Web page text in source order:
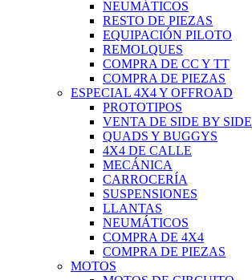
NEUMÁTICOS
RESTO DE PIEZAS
EQUIPACIÓN PILOTO
REMOLQUES
COMPRA DE CC Y TT
COMPRA DE PIEZAS
ESPECIAL 4X4 Y OFFROAD
PROTOTIPOS
VENTA DE SIDE BY SIDE
QUADS Y BUGGYS
4X4 DE CALLE
MECÁNICA
CARROCERÍA
SUSPENSIONES
LLANTAS
NEUMÁTICOS
COMPRA DE 4X4
COMPRA DE PIEZAS
MOTOS